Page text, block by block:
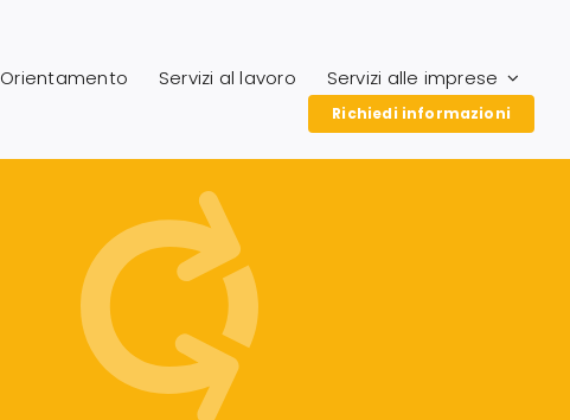
Orientamento Servizi al lavoro Servizi alle imprese
Richiedi informazioni